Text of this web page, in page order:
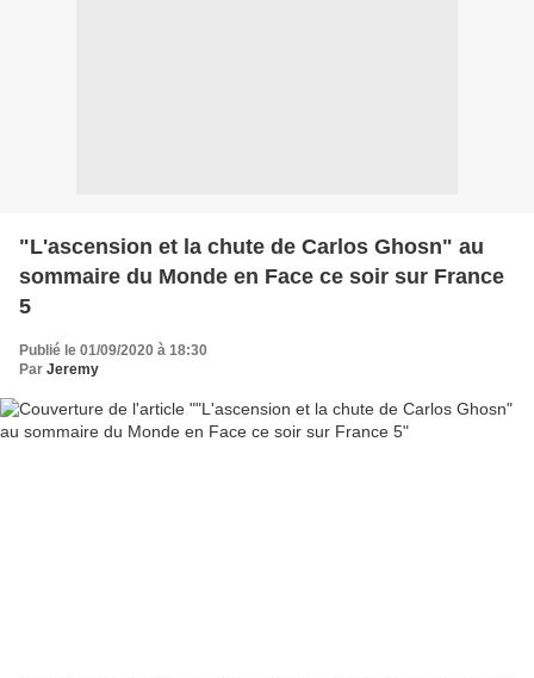
"L'ascension et la chute de Carlos Ghosn" au
sommaire du Monde en Face ce soir sur France
5
Publié le 01/09/2020 à 18:30
Par Jeremy